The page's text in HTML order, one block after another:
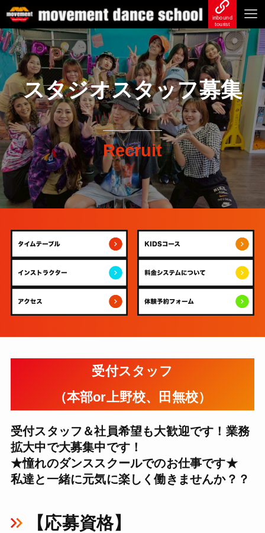
inbound
tourist
スタジオスタッフ募集
Recruit
受付スタッフ
（本部or上野校、田無校）
受付スタッフ＆社員希望も大歓迎です！業務
拡大中で大募集中です！
★憧れのダンススクールでのお仕事です★
私達と一緒に元気に楽しく働きませんか？？
【応募資格】